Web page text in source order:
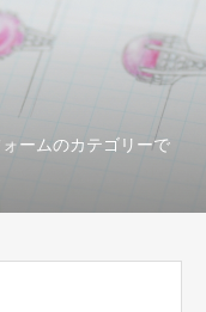
ームのカテゴリーで